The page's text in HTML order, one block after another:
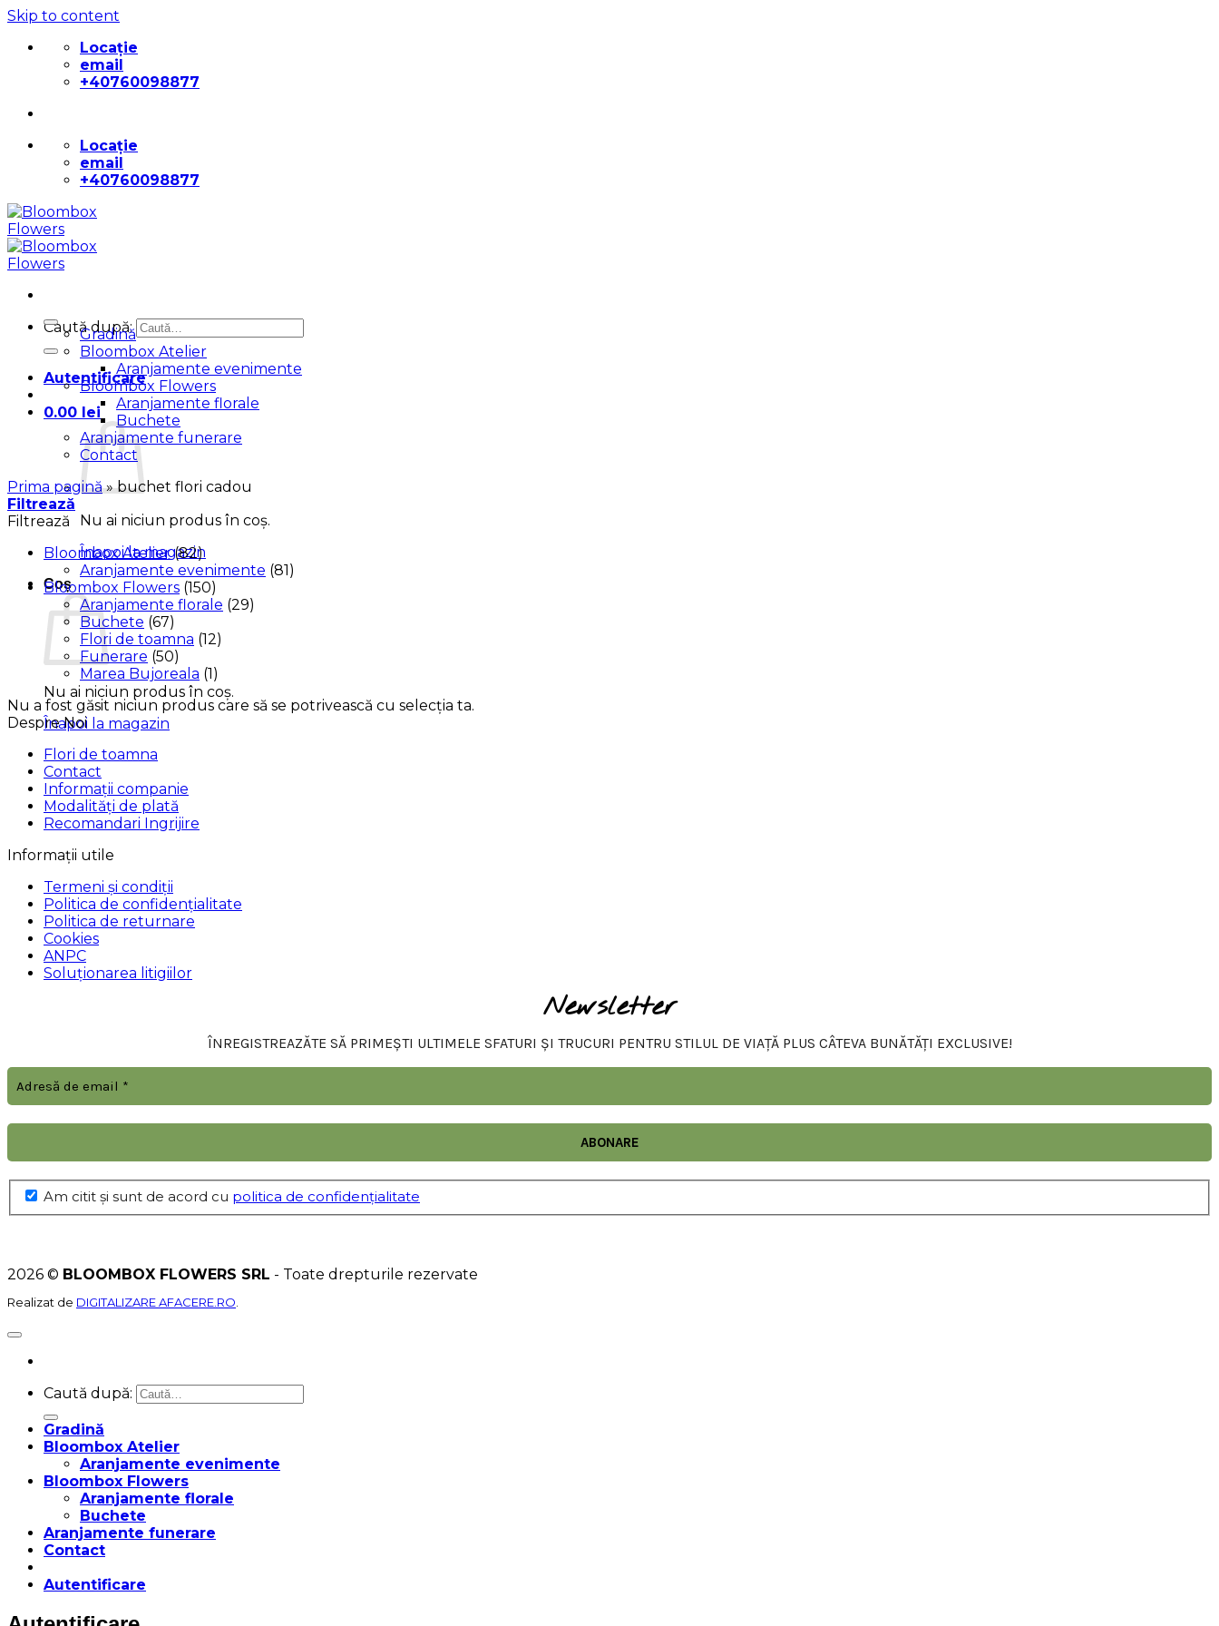
Skip to content
Locație
email
+40760098877
Locație
email
+40760098877
Caută după:
Autentificare
0.00 lei
Nu ai niciun produs în coș.
Înapoi la magazin
Coș
Nu ai niciun produs în coș.
Înapoi la magazin
Gradină
Bloombox Atelier
Aranjamente evenimente
Bloombox Flowers
Aranjamente florale
Buchete
Aranjamente funerare
Contact
Prima pagină » buchet flori cadou
Filtrează
Filtrează
Bloombox Atelier (82)
Aranjamente evenimente (81)
Bloombox Flowers (150)
Aranjamente florale (29)
Buchete (67)
Flori de toamna (12)
Funerare (50)
Marea Bujoreala (1)
Nu a fost găsit niciun produs care să se potrivească cu selecția ta.
Despre Noi
Flori de toamna
Contact
Informații companie
Modalități de plată
Recomandari Ingrijire
Informații utile
Termeni și condiții
Politica de confidențialitate
Politica de returnare
Cookies
ANPC
Soluționarea litigiilor
Newsletter
ÎNREGISTREAZĂTE SĂ PRIMEȘTI ULTIMELE SFATURI ȘI TRUCURI PENTRU STILUL DE VIAȚĂ PLUS CÂTEVA BUNĂTĂȚI EXCLUSIVE!
Am citit şi sunt de acord cu politica de confidențialitate
2026 © BLOOMBOX FLOWERS SRL - Toate drepturile rezervate
Realizat de DIGITALIZARE AFACERE.RO
Caută după:
Gradină
Bloombox Atelier
Aranjamente evenimente
Bloombox Flowers
Aranjamente florale
Buchete
Aranjamente funerare
Contact
Autentificare